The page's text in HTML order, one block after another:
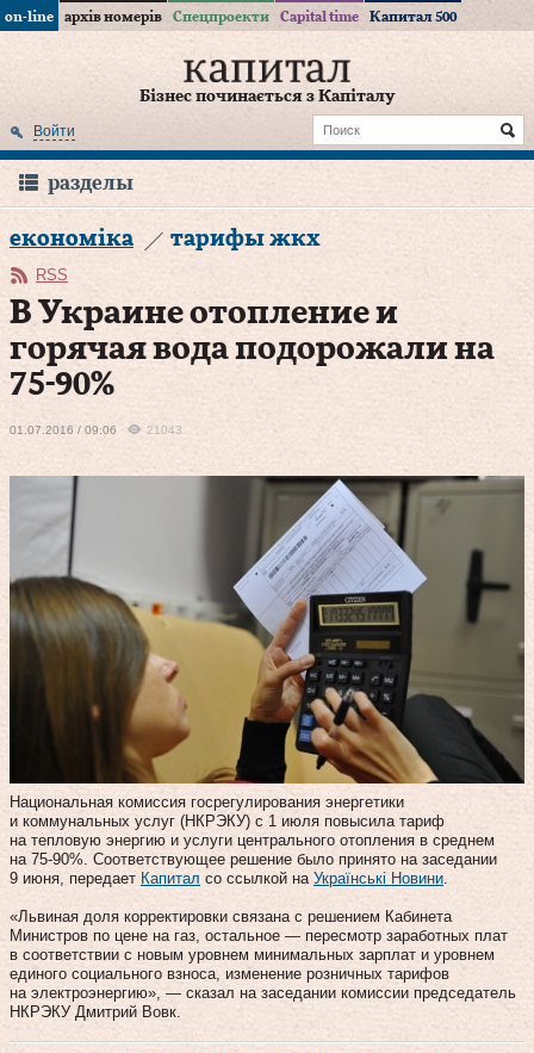
on-line архів номерів Спецпроекти Capital time Капитал 500
Бізнес починається з Капіталу
Войти
разделы
економіка тарифы жкх
RSS
В Украине отопление и
горячая вода подорожали на
75-90%
01.07.2016 / 09:06 21043
Национальная комиссия госрегулирования энергетики
и коммунальных услуг (НКРЭКУ) с 1 июля повысила тариф
на тепловую энергию и услуги центрального отопления в среднем
на 75-90%. Соответствующее решение было принято на заседании
9 июня, передает Капитал со ссылкой на Українські Новини
«Львиная доля корректировки связана с решением Кабинета
Министров по цене на газ, остальное — пересмотр заработных плат
в соответствии с новым уровнем минимальных зарплат и уровнем
единого социального взноса, изменение розничных тарифов
на электроэнергию», — сказал на заседании комиссии председатель
НКРЭКУ Дмитрий Вовк.